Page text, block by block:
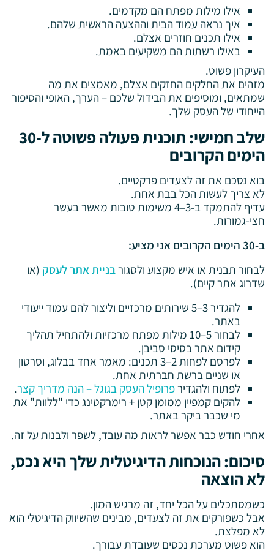
אילו מילות מפתח הם מקדמים.
איך נראה עמוד הבית וההצעה הראשית שלהם.
אילו תכנים חוזרים אצלם.
באילו רשתות הם משקיעים באמת.
העיקרון פשוט.
מזהים את החלקים החזקים אצלם, מאמצים את מה
שמתאים, ומוסיפים את הבידול שלכם – הערך, האופי והסיפור
הייחודי של העסק שלך.
שלב חמישי: תוכנית פעולה פשוטה ל-30
הימים הקרובים
בוא נסכם את זה לצעדים פרקטיים.
לא צריך לעשות הכל בבת אחת.
עדיף להתמקד ב-3–4 משימות טובות מאשר בעשר
חצי-גמורות.
ב-30 הימים הקרובים אני מציע:
לבחור תבנית או איש מקצוע ולסגורבניית אתר לעסק(או
שדרוג אתר קיים).
להגדיר 3–5 שירותים מרכזיים וליצור להם עמוד ייעודי
באתר.
לבחור 5–10 מילות מפתח מרכזיות ולהתחיל תהליך
קידום אתר בסיסי סביבן.
לפרסם לפחות 2–3 תכנים: מאמר אחד בבלוג, וסרטון
או שניים ברשת חברתית אחת.
לפתוח ולהגדירפרופיל העסק בגוגל – הנה מדריך קצר.
להקים קמפיין ממומן קטן + רימרקטינג כדי "ללוות" את
מי שכבר ביקר באתר.
אחרי חודש כבר אפשר לראות מה עובד, לשפר ולבנות על זה.
סיכום: הנוכחות הדיגיטלית שלך היא נכס,
לא הוצאה
כשמסתכלים על הכל יחד, זה מרגיש המון.
אבל כשפורקים את זה לצעדים, מבינים שהשיווק הדיגיטלי הוא
לא מפלצת.
הוא פשוט מערכת נכסים שעובדת עבורך.